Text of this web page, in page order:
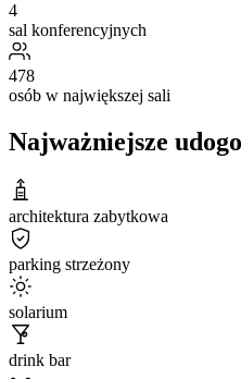
4
sal konferencyjnych
478
osób w największej sali
Najważniejsze
architektura zabytkowa
parking strzeżony
solarium
drink bar